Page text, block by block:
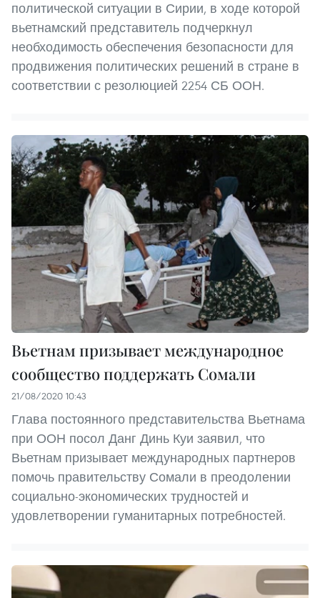
политической ситуации в Сирии, в ходе которой
вьетнамский представитель подчеркнул
необходимость обеспечения безопасности для
продвижения политических решений в стране в
соответствии с резолюцией 2254 СБ ООН.
Вьетнам призывает международное
сообщество поддержать Сомали
21/08/2020 10:43
Глава постоянного представительства Вьетнама
при ООН посол Данг Динь Куи заявил, что
Вьетнам призывает международных партнеров
помочь правительству Сомали в преодолении
социально-экономических трудностей и
удовлетворении гуманитарных потребностей.